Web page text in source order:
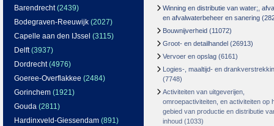
Barendrecht(2439)
Bodegraven-Reeuwijk (2027)
Capelle aan den IJssel (3115)
Delft(3937)
Dordrecht(4976)
Goeree-Overflakkee (2484)
Gorinchem (1921)
Gouda (2811)
Hardinxveld-Giessendam (891)
Winning en distributie van water;,
en afvalwaterbeheer en sanering
Bouwnijverheid (11072)
Groot- en detailhandel (26913)
Vervoer en opslag (6161)
Logies-, maaltijd- en
(7748)
Activiteiten van uitgeverijen,
omroepactiviteiten, en activiteiten op
gebied van productie en distributie
inhoud (1033)